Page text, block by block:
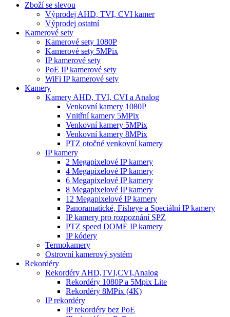
Zboží se slevou
Výprodej AHD, TVI, CVI kamer
Výprodej ostatní
Kamerové sety
Kamerové sety 1080P
Kamerové sety 5MPix
IP kamerové sety
PoE IP kamerové sety
WiFi IP kamerové sety
Kamery
Kamery AHD, TVI, CVI a Analog
Venkovní kamery 1080P
Vnitřní kamery 5MPix
Venkovní kamery 5MPix
Venkovní kamery 8MPix
PTZ otočné venkovní kamery
IP kamery
2 Megapixelové IP kamery
4 Megapixelové IP kamery
6 Megapixelové IP kamery
8 Megapixelové IP kamery
12 Megapixelové IP kamery
Panoramatické, Fisheye a Speciální IP kamery
IP kamery pro rozpoznání SPZ
PTZ speed DOME IP kamery
IP kódery
Termokamery
Ostrovní kamerový systém
Rekordéry
Rekordéry AHD,TVI,CVI,Analog
Rekordéry 1080P a 5Mpix Lite
Rekordéry 8MPix (4K)
IP rekordéry
IP rekordéry bez PoE